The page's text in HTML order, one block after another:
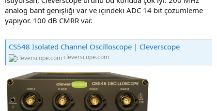
analog bant genişliği var ve içindeki ADC 14 bit çözümleme
yapıyor. 100 dB CMRR var.
CS548 Isolated Channel Oscilloscope | Cleverscope
cleverscope.com